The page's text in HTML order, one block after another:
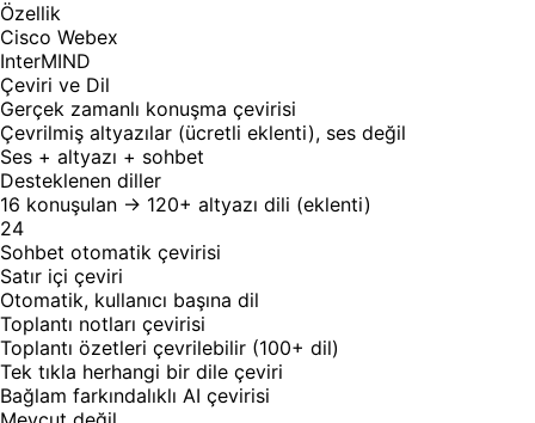
Özellik
Cisco Webex
InterMIND
Çeviri ve Dil
Gerçek zamanlı konuşma çevirisi
Çevrilmiş altyazılar (ücretli eklenti), ses değil
Ses + altyazı + sohbet
Desteklenen diller
16 konuşulan → 120+ altyazı dili (eklenti)
24
Sohbet otomatik çevirisi
Satır içi çeviri
Otomatik, kullanıcı başına dil
Toplantı notları çevirisi
Toplantı özetleri çevrilebilir (100+ dil)
Tek tıkla herhangi bir dile çeviri
Bağlam farkındalıklı AI çevirisi